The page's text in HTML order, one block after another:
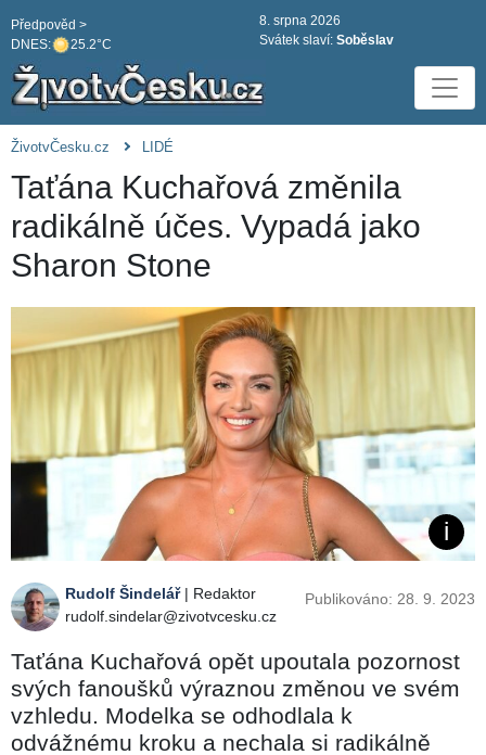
DNES: 25.2°C
Předpověd >
8. srpna 2026
Svátek slaví: Soběslav
ŽivotvČesku.cz LIDÉ
Taťána Kuchařová změnila
radikálně účes. Vypadá jako
Sharon Stone
Rudolf Šindelář| Redaktor
rudolf.sindelar@zivotvcesku.cz
Publikováno: 28. 9. 2023
Taťána Kuchařová opět upoutala pozornost
svých fanoušků výraznou změnou ve svém
vzhledu. Modelka se odhodlala k
odvážnému kroku a nechala si radikálně